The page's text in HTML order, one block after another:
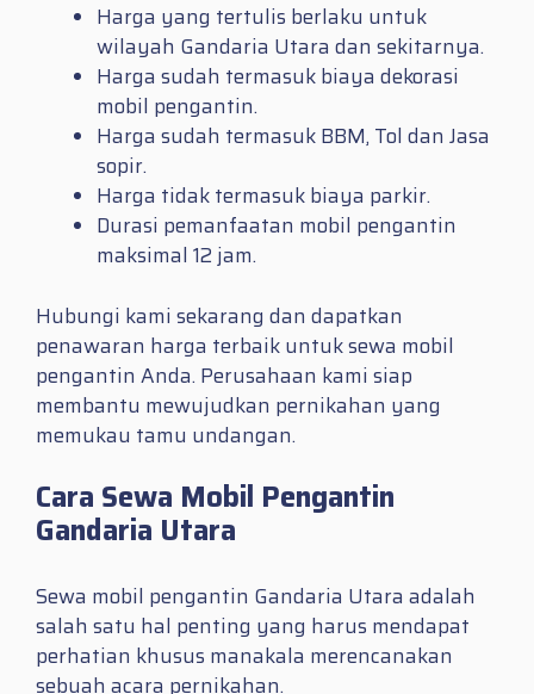
Harga yang tertulis berlaku untuk
wilayah Gandaria Utara dan sekitarnya.
Harga sudah termasuk biaya dekorasi
mobil pengantin.
Harga sudah termasuk BBM, Tol dan Jasa
sopir.
Harga tidak termasuk biaya parkir.
Durasi pemanfaatan mobil pengantin
maksimal 12 jam.
Hubungi kami sekarang dan dapatkan
penawaran harga terbaik untuk sewa mobil
pengantin Anda. Perusahaan kami siap
membantu mewujudkan pernikahan yang
memukau tamu undangan.
Cara Sewa Mobil Pengantin
Gandaria Utara
Sewa mobil pengantin Gandaria Utara adalah
salah satu hal penting yang harus mendapat
perhatian khusus manakala merencanakan
sebuah acara pernikahan.